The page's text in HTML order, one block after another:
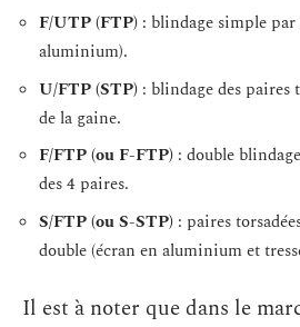
F/UTP (FTP) : blindage simple par
aluminium).
U/FTP (STP) : blindage des paires
de la gaine.
F/FTP (ou F-FTP) : double
des 4 paires.
S/FTP (ou S-STP) : paires
double (écran en aluminium et
Il est à noter que dans le